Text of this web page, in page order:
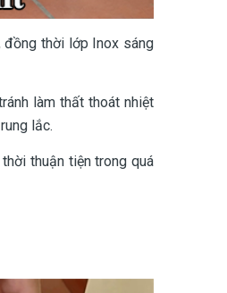
đồng thời lớp Inox sáng
làm thất thoát nhiệt
lắc.
thuận tiện trong quá